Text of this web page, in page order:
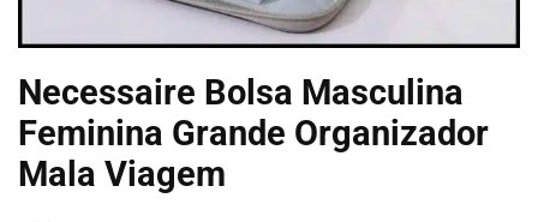
Necessaire Bolsa Masculina
Feminina Grande Organizador
Mala Viagem